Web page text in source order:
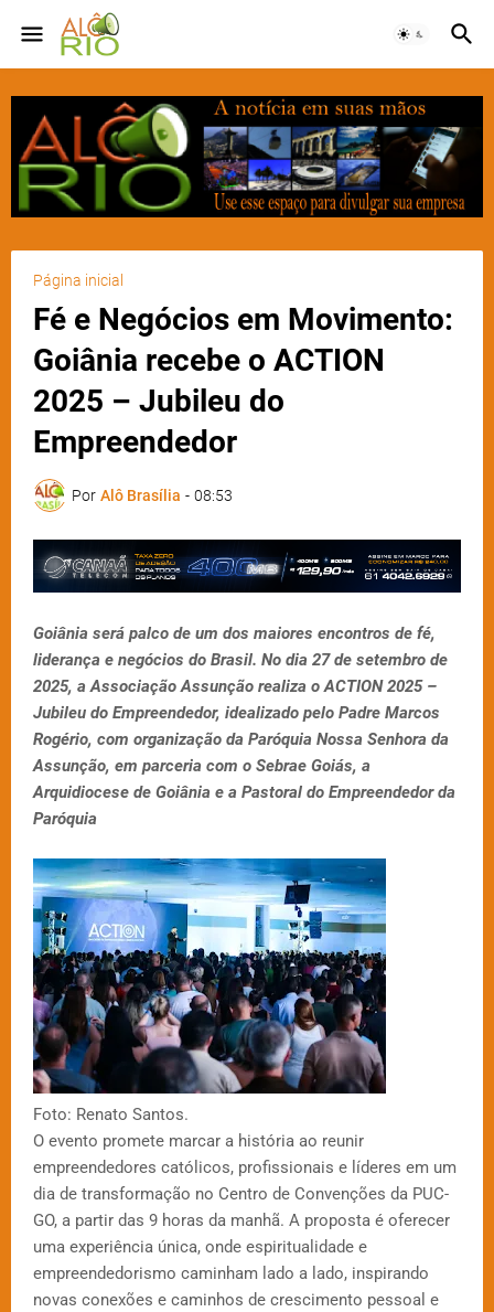
Página inicial
Fé e Negócios em Movimento:
Goiânia recebe o ACTION
2025 – Jubileu do
Empreendedor
Por Alô Brasília - 08:53
Goiânia será palco de um dos maiores encontros de fé,
liderança e negócios do Brasil. No dia 27 de setembro de
2025, a Associação Assunção realiza o ACTION 2025 –
Jubileu do Empreendedor, idealizado pelo Padre Marcos
Rogério, com organização da Paróquia Nossa Senhora da
Assunção, em parceria com o Sebrae Goiás, a
Arquidiocese de Goiânia e a Pastoral do Empreendedor da
Paróquia
Foto: Renato Santos.
O evento promete marcar a história ao reunir
empreendedores católicos, profissionais e líderes em um
dia de transformação no Centro de Convenções da PUC-
GO, a partir das 9 horas da manhã. A proposta é oferecer
uma experiência única, onde espiritualidade e
empreendedorismo caminham lado a lado, inspirando
novas conexões e caminhos de crescimento pessoal e